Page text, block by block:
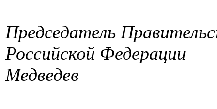
Председатель
Российской
Медведев